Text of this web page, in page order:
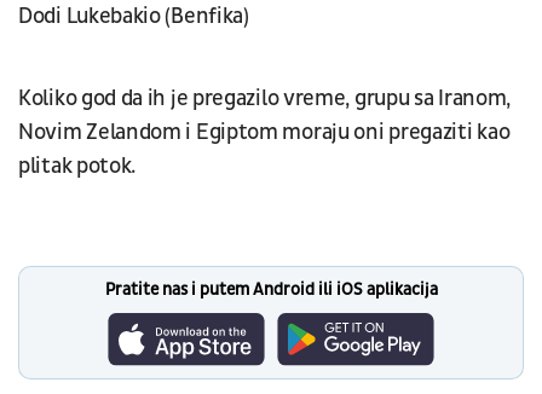
Dodi Lukebakio (Benfika)
Koliko god da ih je pregazilo vreme, grupu sa Iranom,
Novim Zelandom i Egiptom moraju oni pregaziti kao
plitak potok.
Pratite nas i putem Android ili iOS aplikacija